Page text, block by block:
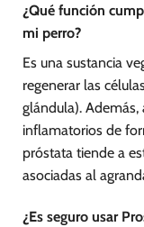
¿Qué función
mi perro?
Es una sustancia
regenerar las
glándula).
inflamatorios de
próstata tiende a
asociadas al
¿Es seguro usar